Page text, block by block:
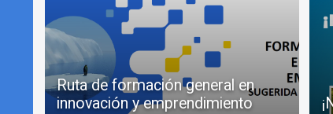
Ruta de formación general en
innovación y emprendimiento